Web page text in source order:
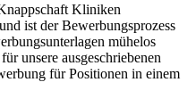
Kliniken
ist der Bewerbungsprozess
mühelos
unsere ausgeschriebenen
für Positionen in einem